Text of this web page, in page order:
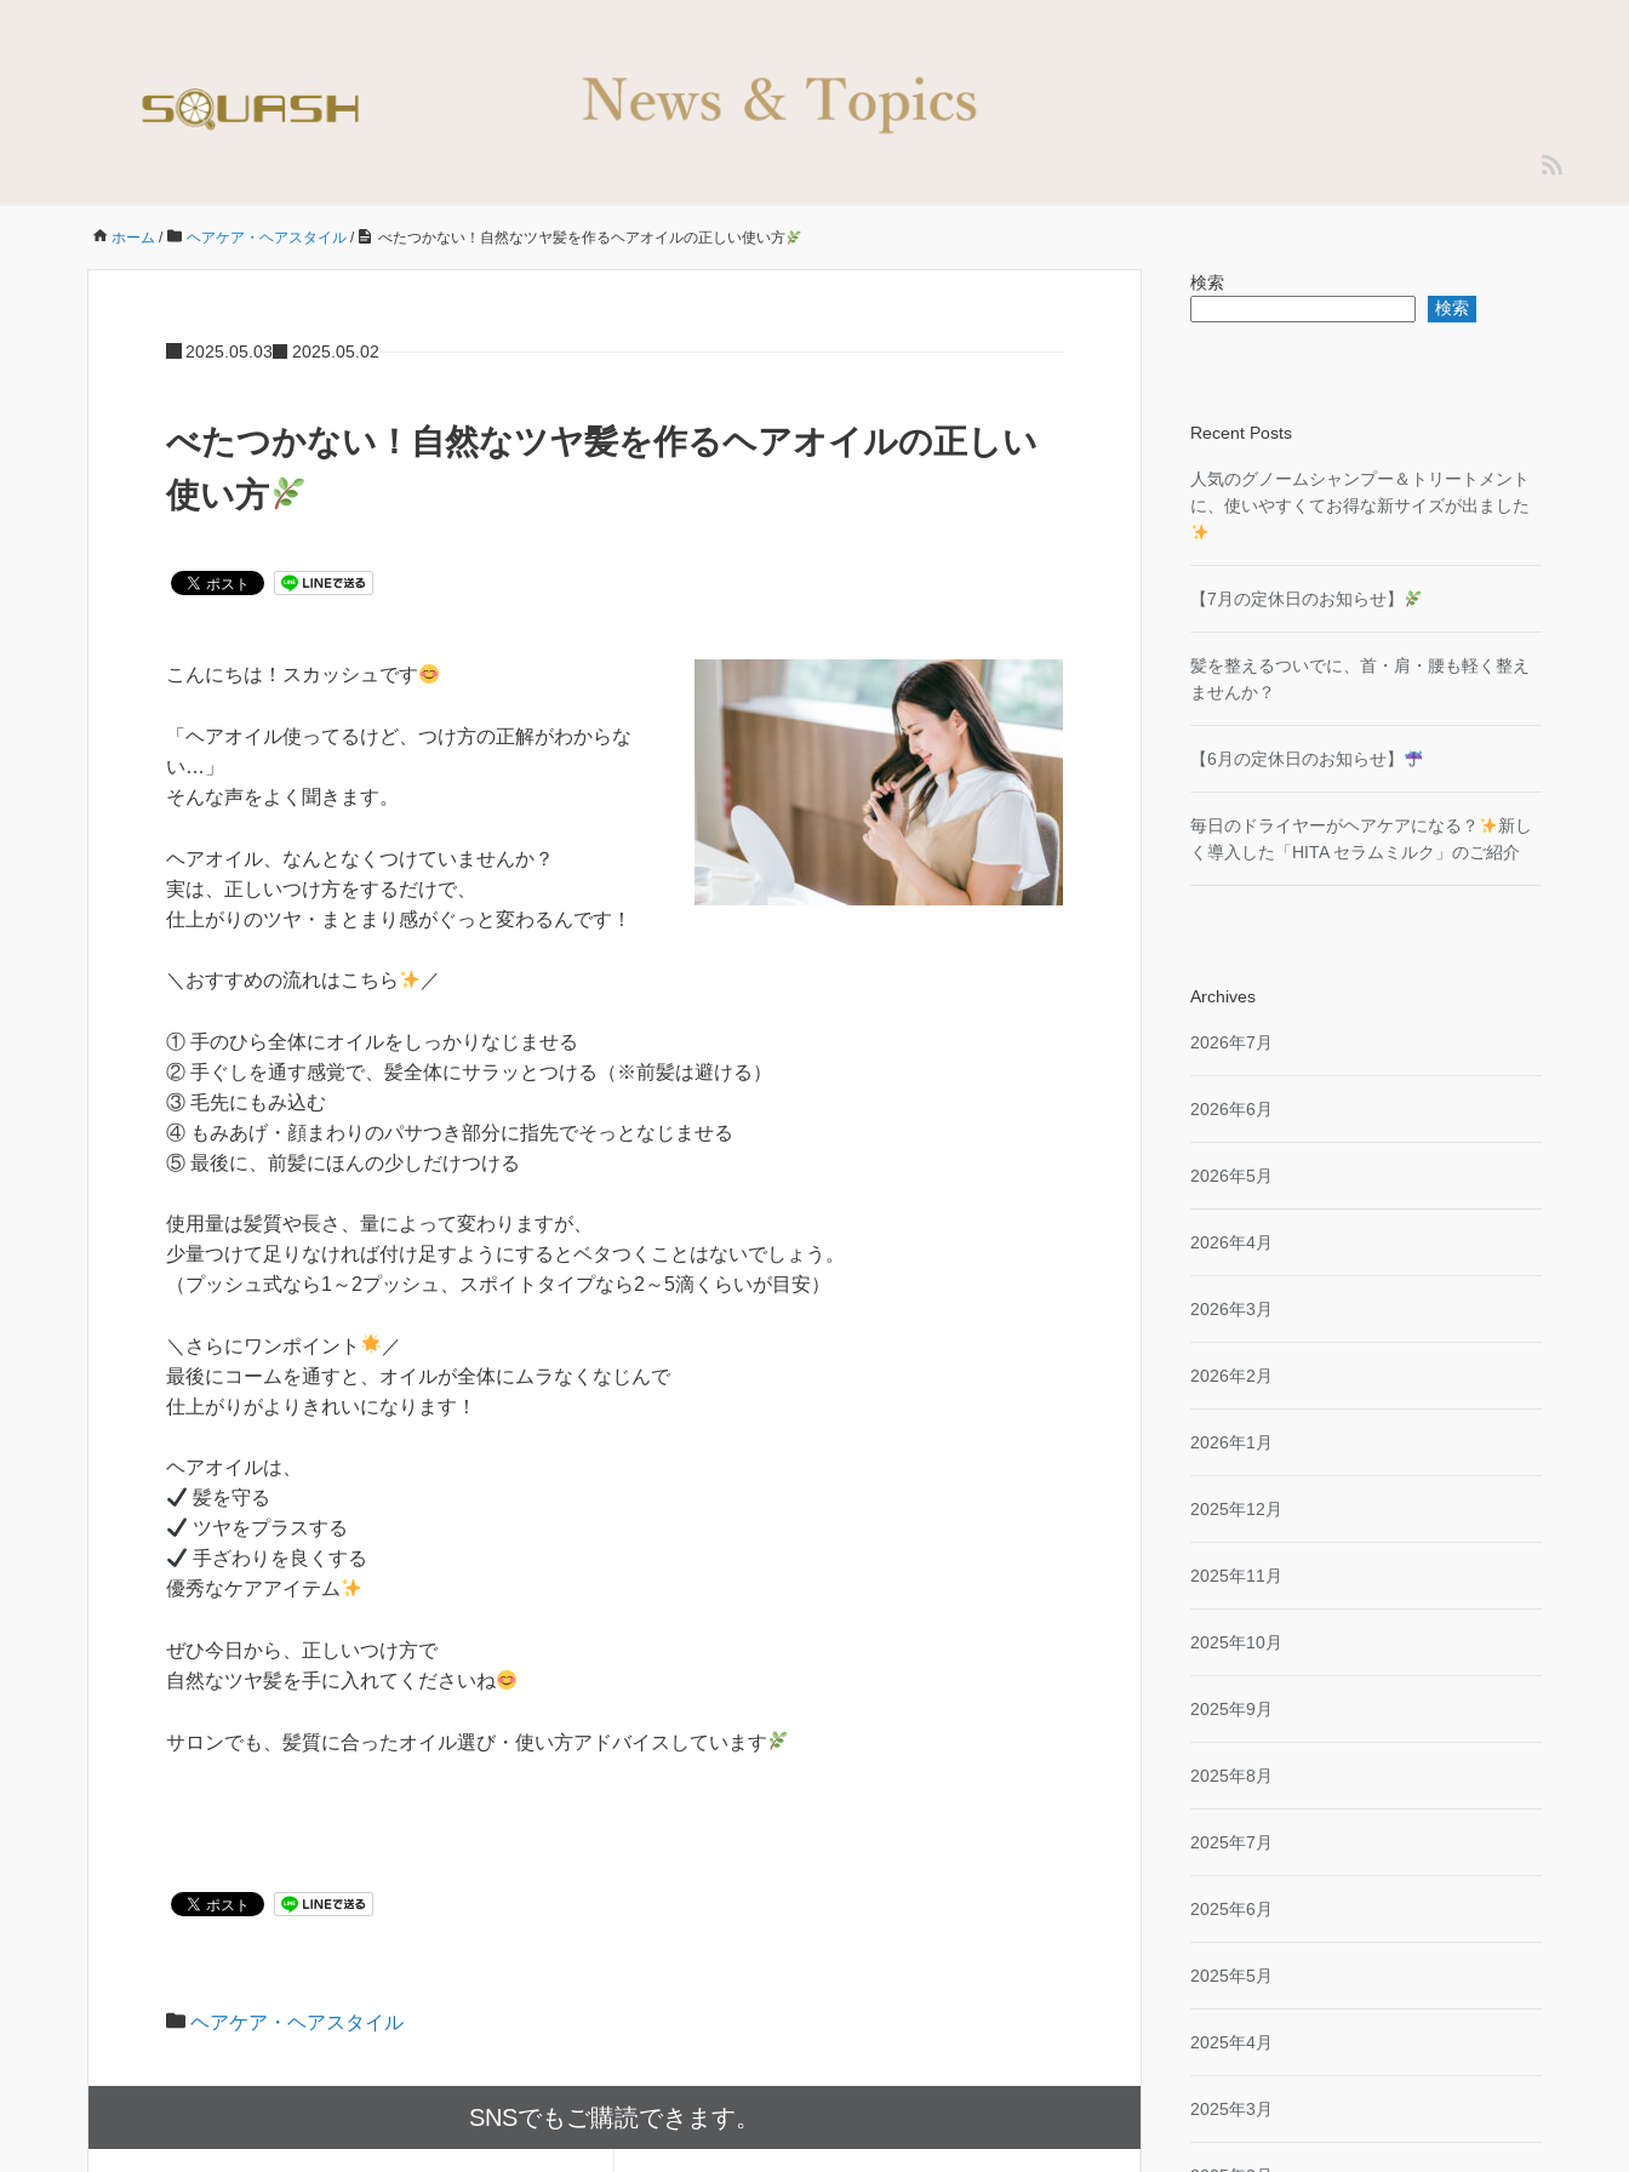
ホーム / ヘアケア・ヘアスタイル / べたつかない！自然なツヤ髪を作るヘアオイルの正しい使い方
2025.05.03 2025.05.02
べたつかない！自然なツヤ髪を作るヘアオイルの正しい
使い方
こんにちは！スカッシュです
「ヘアオイル使ってるけど、つけ方の正解がわからな
い…」
そんな声をよく聞きます。
ヘアオイル、なんとなくつけていませんか？
実は、正しいつけ方をするだけで、
仕上がりのツヤ・まとまり感がぐっと変わるんです！
＼おすすめの流れはこちら ／
① 手のひら全体にオイルをしっかりなじませる
② 手ぐしを通す感覚で、髪全体にサラッとつける（※前髪は避ける）
③ 毛先にもみ込む
④ もみあげ・顔まわりのパサつき部分に指先でそっとなじませる
⑤ 最後に、前髪にほんの少しだけつける
使用量は髪質や長さ、量によって変わりますが、
少量つけて足りなければ付け足すようにするとベタつくことはないでしょう。
（プッシュ式なら1～2プッシュ、スポイトタイプなら2～5滴くらいが目安）
＼さらにワンポイント
／
最後にコームを通すと、オイルが全体にムラなくなじんで
仕上がりがよりきれいになります！
ヘアオイルは、
髪を守る
ツヤをプラスする
手ざわりを良くする
優秀なケアアイテム
ぜひ今日から、正しいつけ方で
自然なツヤ髪を手に入れてくださいね
サロンでも、髪質に合ったオイル選び・使い方アドバイスしています
ヘアケア・ヘアスタイル
SNSでもご購読できます。
検索
検索
Recent Posts
人気のグノームシャンプー＆トリートメント
に、使いやすくてお得な新サイズが出ました
【7月の定休日のお知らせ】
髪を整えるついでに、首・肩・腰も軽く整え
ませんか？
【6月の定休日のお知らせ】
毎日のドライヤーがヘアケアになる？
新し
く導入した「HITA セラムミルク」のご紹介
Archives
2026年7月
2026年6月
2026年5月
2026年4月
2026年3月
2026年2月
2026年1月
2025年12月
2025年11月
2025年10月
2025年9月
2025年8月
2025年7月
2025年6月
2025年5月
2025年4月
2025年3月